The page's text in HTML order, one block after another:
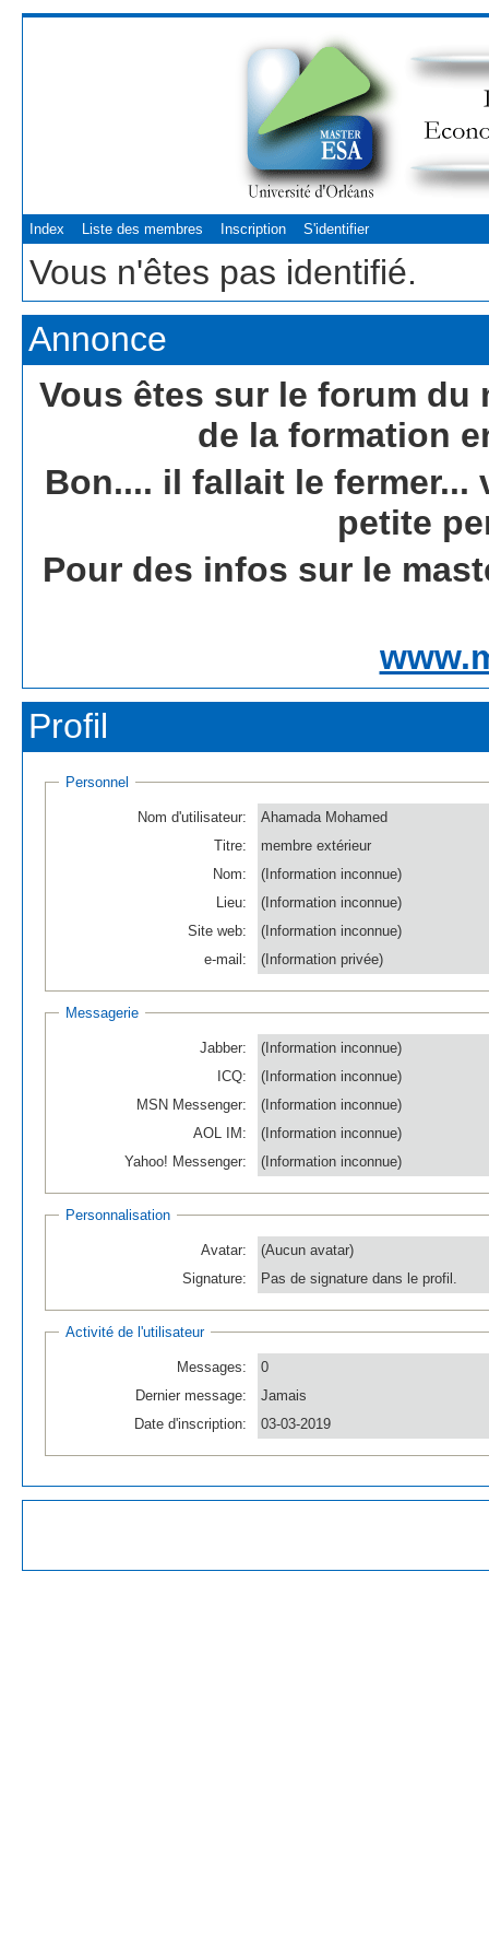
Index Liste des membres Inscription S'identifier
Vous n'êtes pas identifié.
Annonce
Vous êtes sur le forum du
de la formation
Bon.... il fallait le fermer...
petite
Pour des infos sur le
Profil
Personnel
Nom d'utilisateur:
Ahamada Mohamed
Titre:
membre extérieur
Nom:
(Information inconnue)
Lieu:
(Information inconnue)
Site web:
(Information inconnue)
e-mail:
(Information privée)
Messagerie
Jabber:
(Information inconnue)
ICQ:
(Information inconnue)
MSN Messenger:
(Information inconnue)
AOL IM:
(Information inconnue)
Yahoo! Messenger:
(Information inconnue)
Personnalisation
Avatar:
(Aucun avatar)
Signature:
Pas de signature dans le profil.
Activité de l'utilisateur
Messages:
0
Dernier message:
Jamais
Date d'inscription:
03-03-2019